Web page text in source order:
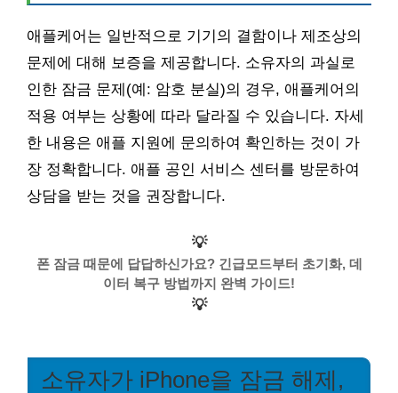
애플케어는 일반적으로 기기의 결함이나 제조상의
문제에 대해 보증을 제공합니다. 소유자의 과실로
인한 잠금 문제(예: 암호 분실)의 경우, 애플케어의
적용 여부는 상황에 따라 달라질 수 있습니다. 자세
한 내용은 애플 지원에 문의하여 확인하는 것이 가
장 정확합니다. 애플 공인 서비스 센터를 방문하여
상담을 받는 것을 권장합니다.
💡
폰 잠금 때문에 답답하신가요? 긴급모드부터 초기화, 데
이터 복구 방법까지 완벽 가이드!
💡
소유자가 iPhone을 잠금 해제,